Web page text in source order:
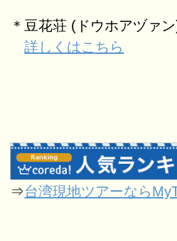
＊豆花荘 (ドウホアヅァン
詳しくはこちら
⇒台湾現地ツアーなら